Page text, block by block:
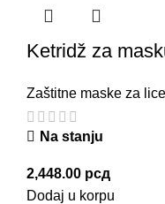
Ketridž za
Zaštitne maske za lice
Na stanju
2,448.00 рсд
Dodaj u korpu